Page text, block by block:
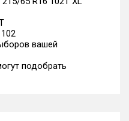
вашей
подобрать